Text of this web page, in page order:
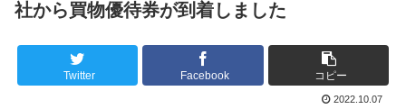
社から買物優待券が到着しました
Twitter Facebook コピー
2022.10.07